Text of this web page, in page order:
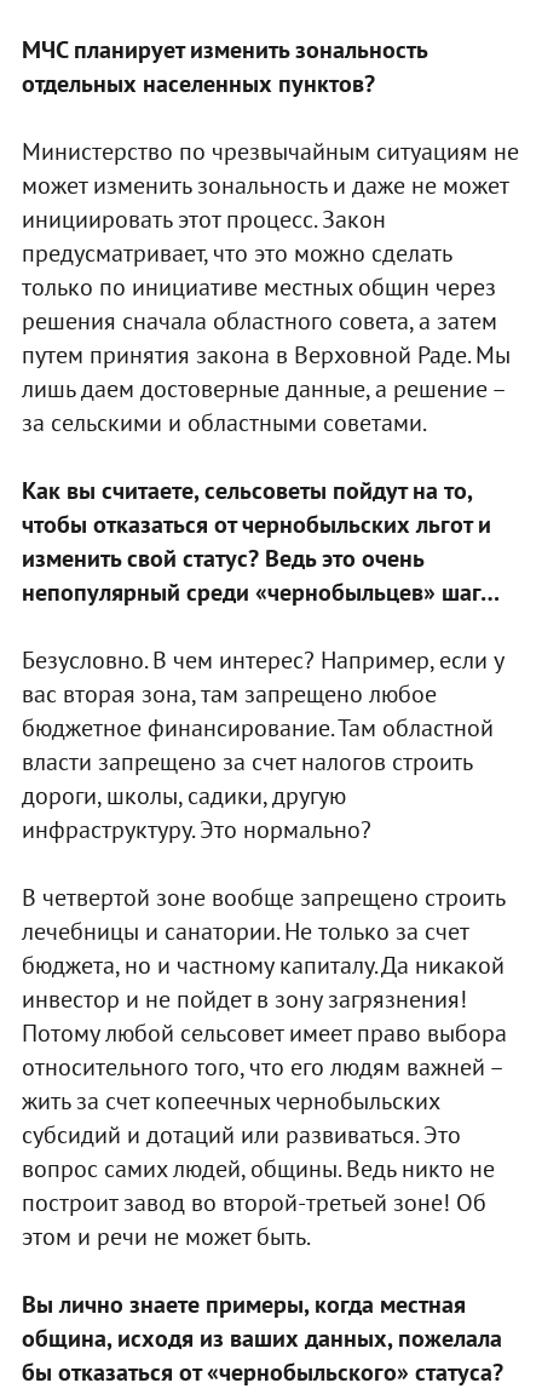
МЧС планирует изменить зональность
отдельных населенных пунктов?
Министерство по чрезвычайным ситуациям не
может изменить зональность и даже не может
инициировать этот процесс. Закон
предусматривает, что это можно сделать
только по инициативе местных общин через
решения сначала областного совета, а затем
путем принятия закона в Верховной Раде. Мы
лишь даем достоверные данные, а решение –
за сельскими и областными советами.
Как вы считаете, сельсоветы пойдут на то,
чтобы отказаться от чернобыльских льгот и
изменить свой статус? Ведь это очень
непопулярный среди «чернобыльцев» шаг…
Безусловно. В чем интерес? Например, если у
вас вторая зона, там запрещено любое
бюджетное финансирование. Там областной
власти запрещено за счет налогов строить
дороги, школы, садики, другую
инфраструктуру. Это нормально?
В четвертой зоне вообще запрещено строить
лечебницы и санатории. Не только за счет
бюджета, но и частному капиталу. Да никакой
инвестор и не пойдет в зону загрязнения!
Потому любой сельсовет имеет право выбора
относительного того, что его людям важней –
жить за счет копеечных чернобыльских
субсидий и дотаций или развиваться. Это
вопрос самих людей, общины. Ведь никто не
построит завод во второй-третьей зоне! Об
этом и речи не может быть.
Вы лично знаете примеры, когда местная
община, исходя из ваших данных, пожелала
бы отказаться от «чернобыльского» статуса?